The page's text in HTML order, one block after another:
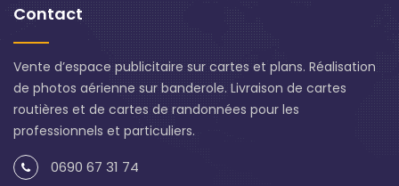
Contact
Vente d’espace publicitaire sur cartes et plans. Réalisation
de photos aérienne sur banderole. Livraison de cartes
routières et de cartes de randonnées pour les
professionnels et particuliers.
0690 67 31 74